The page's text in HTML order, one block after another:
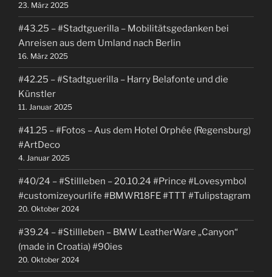
23. März 2025
#43.25 – #Stadtguerilla – Mobilitätsgedanken bei
Anreisen aus dem Umland nach Berlin
16. März 2025
#42.25 – #Stadtguerilla – Harry Belafonte und die
Künstler
11. Januar 2025
#41.25 – #Fotos – Aus dem Hotel Orphée (Regensburg)
#ArtDeco
4. Januar 2025
#40/24 – #Stillleben – 20.10.24 #Prince #Lovesymbol
#customizeyourlife #BMWR18FE #TTT #Tulipstagram
20. Oktober 2024
#39.24 – #Stillleben – BMW LeatherWare „Canyon“
(made in Croatia) #90ies
20. Oktober 2024